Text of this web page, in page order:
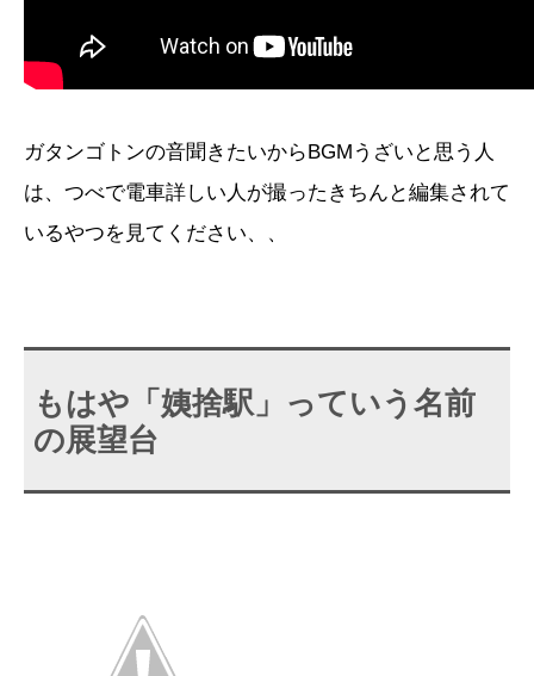
ガタンゴトンの音聞きたいからBGMうざいと思う人
は、つべで電車詳しい人が撮ったきちんと編集されて
いるやつを見てください、、
もはや「姨捨駅」っていう名前
の展望台